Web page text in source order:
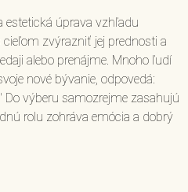
estetická úprava vzhľadu
zvýrazniť jej prednosti a
alebo prenájme. Mnoho ľudí
nové bývanie, odpovedá:
Do výberu samozrejme zasahujú
rolu zohráva emócia a dobrý